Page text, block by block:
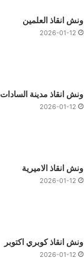
ونش انقاذ العلمين
2026-01-12
ونش انقاذ مدينة السادات
2026-01-12
ونش انقاذ الاميرية
2026-01-12
ونش انقاذ كوبري اكتوبر
2026-01-12